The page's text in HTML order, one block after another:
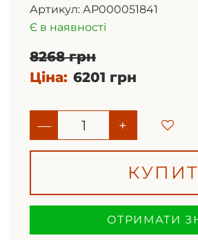
Артикул: АР000051841
Є в наявності
8268 грн
Ціна: 6201 грн
— +
ОТРИМАТИ